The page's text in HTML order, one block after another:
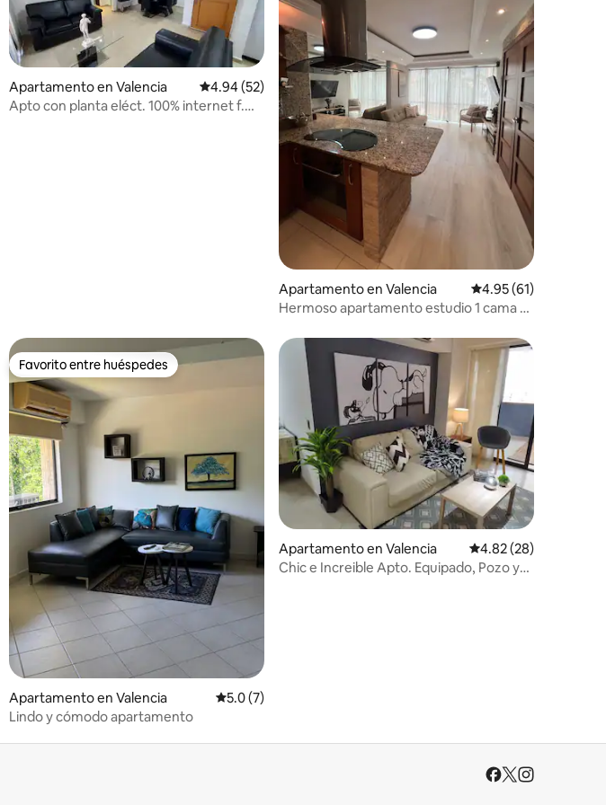
4.88 de 5, 57 reseñas
Apartamento en Valencia Calificación promedio: 4.94 de 5, 52 reseñas
4.94 (52)
Apto con planta eléct. 100% internet f.
Apartamento en Valencia Calificación
4.95 (61)
Hermoso apartamento estudio 1 cama y
4.78 de 5, 208 reseñas
Favorito entre huéspedes
Favorito entre huéspedes
Apartamento en Valencia Calificación promedio: 5.0 de 5, 7 reseñas
5.0 (7)
Lindo y cómodo apartamento
Apartamento en Valencia Calificación
4.82 (28)
Chic e Increible Apto. Equipado, Pozo y